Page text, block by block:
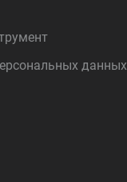
данных